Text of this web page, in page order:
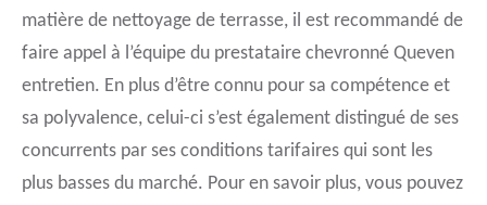
matière de nettoyage de terrasse, il est recommandé de
faire appel à l’équipe du prestataire chevronné Queven
entretien. En plus d’être connu pour sa compétence et
sa polyvalence, celui-ci s’est également distingué de ses
concurrents par ses conditions tarifaires qui sont les
plus basses du marché. Pour en savoir plus, vous pouvez